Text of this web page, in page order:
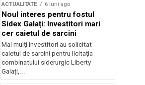
ACTUALITATE 6 luni ago
Noul interes pentru fostul
Sidex Galați: Investitori mari
cer caietul de sarcini
Mai mulți investitori au solicitat
caietul de sarcini pentru licitația
combinatului siderurgic Liberty
Galați,...